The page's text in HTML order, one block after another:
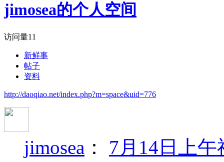
jimosea的个人空间
访问量11
新鲜事
帖子
资料
http://daoqiao.net/index.php?m=space&uid=776
jimosea ： 7月14日上